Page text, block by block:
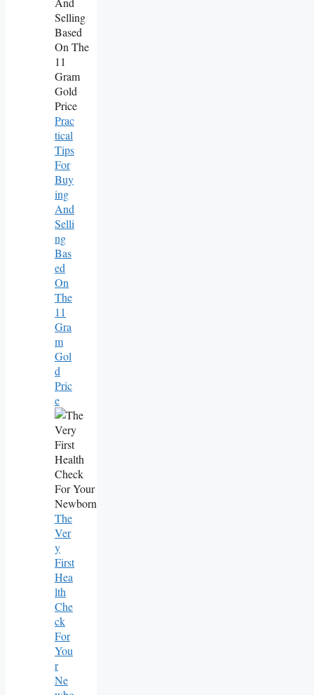
Prac
Tical
Tips
For
Buy
Ing
And
Selli
Ng
Bas
Ed
On
The
11
Gra
M
Gol
D
Pric
E
The
Ver
Y
First
Hea
Lth
Che
Ck
For
You
R
Ne